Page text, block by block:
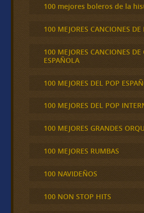
100 mejores boleros de la
100 MEJORES CANCIONES DE
100 MEJORES CANCIONES DE
ESPAÑOLA
100 MEJORES DEL POP
100 MEJORES DEL POP
100 MEJORES GRANDES
100 MEJORES RUMBAS
100 NAVIDEÑOS
100 NON STOP HITS